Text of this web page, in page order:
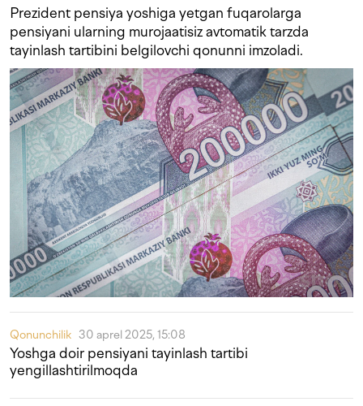
Prezident pensiya yoshiga yetgan fuqarolarga
pensiyani ularning murojaatisiz avtomatik tarzda
tayinlash tartibini belgilovchi qonunni imzoladi.
Qonunchilik 30 aprel 2025, 15:08
Yoshga doir pensiyani tayinlash tartibi
yengillashtirilmoqda